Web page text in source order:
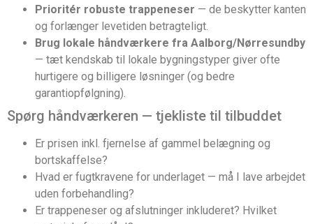
Prioritér robuste trappeneser — de beskytter kanten
og forlænger levetiden betragteligt.
Brug lokale håndværkere fra Aalborg/Nørresundby
— tæt kendskab til lokale bygningstyper giver ofte
hurtigere og billigere løsninger (og bedre
garantiopfølgning).
Spørg håndværkeren — tjekliste til tilbuddet
Er prisen inkl. fjernelse af gammel belægning og
bortskaffelse?
Hvad er fugtkravene for underlaget — må I lave arbejdet
uden forbehandling?
Er trappeneser og afslutninger inkluderet? Hvilket